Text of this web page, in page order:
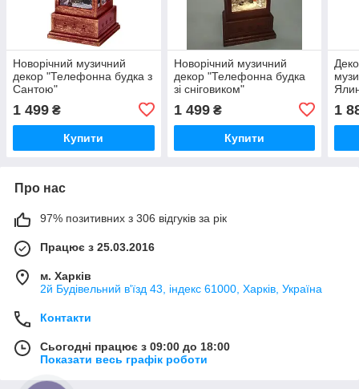
Новорічний музичний
декор "Телефонна будка з
Сантою"
1 499 ₴
Купити
Новорічний музичний
декор "Телефонна будка
зі сніговиком"
1 499₴
Купити
1
Про нас
97% позитивних з 306 відгуків за рік
Працює з 25.03.2016
м. Харків
2й Будівельний в'їзд 43, індекс 61000, Харків, Україна
Контакти
Сьогодні працює з 09:00 до 18:00
Показати весь графік роботи